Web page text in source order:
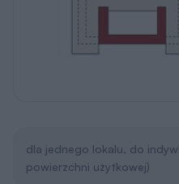
dla jednego lokalu, do
powierzchni użytkowej)